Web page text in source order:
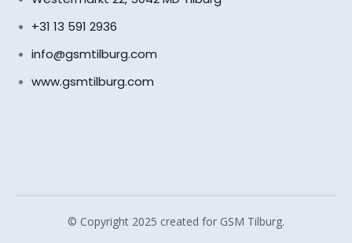
+31 13 591 2936
info@gsmtilburg.com
www.gsmtilburg.com
© Copyright 2025 created for GSM Tilburg.